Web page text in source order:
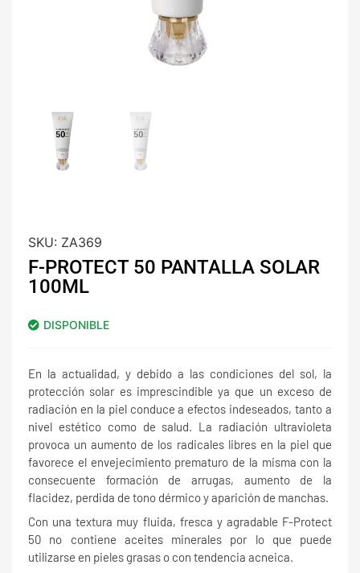
SKU: ZA369
F-PROTECT 50 PANTALLA SOLAR
100ML
DISPONIBLE
En la actualidad, y debido a las condiciones del sol, la
protección solar es imprescindible ya que un exceso de
radiación en la piel conduce a efectos indeseados, tanto a
nivel estético como de salud. La radiación ultravioleta
provoca un aumento de los radicales libres en la piel que
favorece el envejecimiento prematuro de la misma con la
consecuente formación de arrugas, aumento de la
flacidez, perdida de tono dérmico y aparición de manchas.
Con una textura muy fluida, fresca y agradable F-Protect
50 no contiene aceites minerales por lo que puede
utilizarse en pieles grasas o con tendencia acneica.